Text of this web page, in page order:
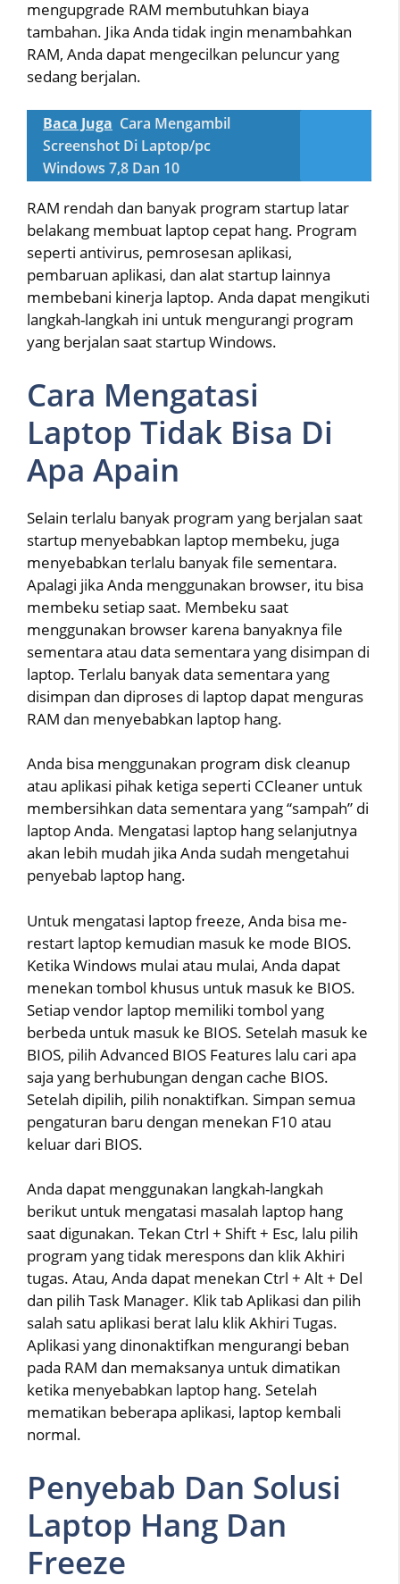
mengupgrade RAM membutuhkan biaya
tambahan. Jika Anda tidak ingin menambahkan
RAM, Anda dapat mengecilkan peluncur yang
sedang berjalan.
Baca Juga Cara Mengambil
Screenshot Di Laptop/pc
Windows 7,8 Dan 10
RAM rendah dan banyak program startup latar
belakang membuat laptop cepat hang. Program
seperti antivirus, pemrosesan aplikasi,
pembaruan aplikasi, dan alat startup lainnya
membebani kinerja laptop. Anda dapat mengikuti
langkah-langkah ini untuk mengurangi program
yang berjalan saat startup Windows.
Cara Mengatasi
Laptop Tidak Bisa Di
Apa Apain
Selain terlalu banyak program yang berjalan saat
startup menyebabkan laptop membeku, juga
menyebabkan terlalu banyak file sementara.
Apalagi jika Anda menggunakan browser, itu bisa
membeku setiap saat. Membeku saat
menggunakan browser karena banyaknya file
sementara atau data sementara yang disimpan di
laptop. Terlalu banyak data sementara yang
disimpan dan diproses di laptop dapat menguras
RAM dan menyebabkan laptop hang.
Anda bisa menggunakan program disk cleanup
atau aplikasi pihak ketiga seperti CCleaner untuk
membersihkan data sementara yang “sampah” di
laptop Anda. Mengatasi laptop hang selanjutnya
akan lebih mudah jika Anda sudah mengetahui
penyebab laptop hang.
Untuk mengatasi laptop freeze, Anda bisa me-
restart laptop kemudian masuk ke mode BIOS.
Ketika Windows mulai atau mulai, Anda dapat
menekan tombol khusus untuk masuk ke BIOS.
Setiap vendor laptop memiliki tombol yang
berbeda untuk masuk ke BIOS. Setelah masuk ke
BIOS, pilih Advanced BIOS Features lalu cari apa
saja yang berhubungan dengan cache BIOS.
Setelah dipilih, pilih nonaktifkan. Simpan semua
pengaturan baru dengan menekan F10 atau
keluar dari BIOS.
Anda dapat menggunakan langkah-langkah
berikut untuk mengatasi masalah laptop hang
saat digunakan. Tekan Ctrl + Shift + Esc, lalu pilih
program yang tidak merespons dan klik Akhiri
tugas. Atau, Anda dapat menekan Ctrl + Alt + Del
dan pilih Task Manager. Klik tab Aplikasi dan pilih
salah satu aplikasi berat lalu klik Akhiri Tugas.
Aplikasi yang dinonaktifkan mengurangi beban
pada RAM dan memaksanya untuk dimatikan
ketika menyebabkan laptop hang. Setelah
mematikan beberapa aplikasi, laptop kembali
normal.
Penyebab Dan Solusi
Laptop Hang Dan
Freeze